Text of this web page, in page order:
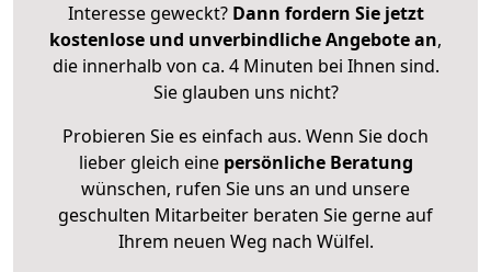
Interesse geweckt? Dann fordern Sie jetzt
kostenlose und unverbindliche Angebote an,
die innerhalb von ca. 4 Minuten bei Ihnen sind.
Sie glauben uns nicht?
Probieren Sie es einfach aus. Wenn Sie doch
lieber gleich eine persönliche Beratung
wünschen, rufen Sie uns an und unsere
geschulten Mitarbeiter beraten Sie gerne auf
Ihrem neuen Weg nach Wülfel.